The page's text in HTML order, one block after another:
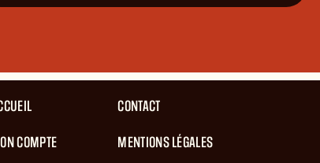
COMPTE
CONTACT
MENTIONS LÉGALES